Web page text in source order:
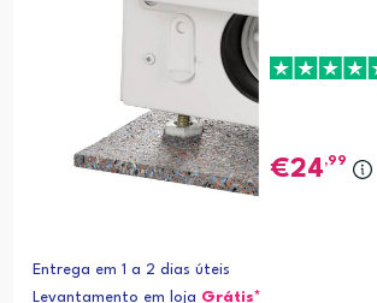
24,99
Entrega em 1 a 2 dias úteis
Levantamento em loja Grátis*